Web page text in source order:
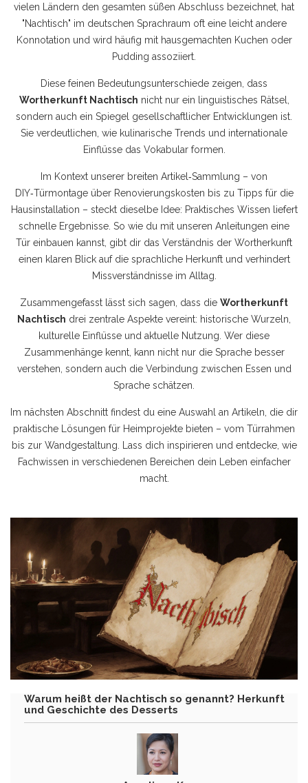
vielen Ländern den gesamten süßen Abschluss bezeichnet, hat
"Nachtisch" im deutschen Sprachraum oft eine leicht andere
Konnotation und wird häufig mit hausgemachten Kuchen oder
Pudding assoziiert.
Diese feinen Bedeutungsunterschiede zeigen, dass
Wortherkunft Nachtisch nicht nur ein linguistisches Rätsel,
sondern auch ein Spiegel gesellschaftlicher Entwicklungen ist.
Sie verdeutlichen, wie kulinarische Trends und internationale
Einflüsse das Vokabular formen.
Im Kontext unserer breiten Artikel‑Sammlung – von
DIY‑Türmontage über Renovierungskosten bis zu Tipps für die
Hausinstallation – steckt dieselbe Idee: Praktisches Wissen liefert
schnelle Ergebnisse. So wie du mit unseren Anleitungen eine
Tür einbauen kannst, gibt dir das Verständnis der Wortherkunft
einen klaren Blick auf die sprachliche Herkunft und verhindert
Missverständnisse im Alltag.
Zusammengefasst lässt sich sagen, dass die Wortherkunft
Nachtisch drei zentrale Aspekte vereint: historische Wurzeln,
kulturelle Einflüsse und aktuelle Nutzung. Wer diese
Zusammenhänge kennt, kann nicht nur die Sprache besser
verstehen, sondern auch die Verbindung zwischen Essen und
Sprache schätzen.
Im nächsten Abschnitt findest du eine Auswahl an Artikeln, die dir
praktische Lösungen für Heimprojekte bieten – vom Türrahmen
bis zur Wandgestaltung. Lass dich inspirieren und entdecke, wie
Fachwissen in verschiedenen Bereichen dein Leben einfacher
macht.
Warum heißt der Nachtisch so genannt? Herkunft
und Geschichte des Desserts